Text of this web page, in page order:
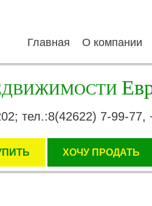
Главная О компании
тел.:8(42622) 7-99-77,
XОЧУ ПРОДАТЬ